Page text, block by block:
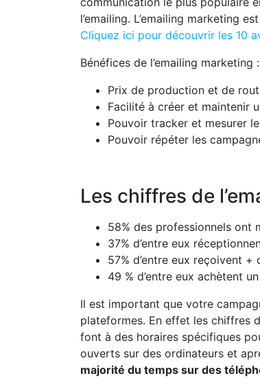
l’emailing. L’emailing marketing
Cliquez ici pour découvrir les 10
Bénéfices de l’emailing marketing :
Prix de production et de
Facilité à créer et maintenir
Pouvoir tracker et mesurer le
Pouvoir répéter les
Les chiffres de
58% des professionnels ont
37% d’entre eux
57% d’entre eux reçoivent
49 % d’entre eux achètent
Il est important que votre
plateformes. En effet les chiffres
font à des horaires spécifiques
ouverts sur des ordinateurs et
majorité du temps sur des